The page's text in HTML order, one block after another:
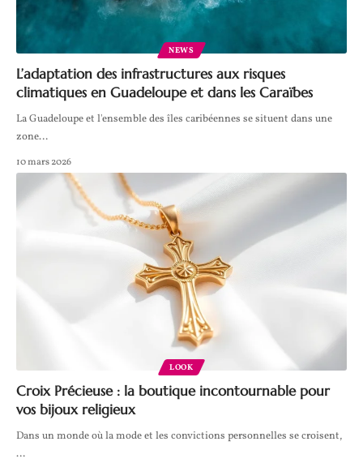
NEWS
L’adaptation des infrastructures aux risques
climatiques en Guadeloupe et dans les Caraïbes
La Guadeloupe et l'ensemble des îles caribéennes se situent dans une
zone…
10 mars 2026
LOOK
Croix Précieuse : la boutique incontournable pour
vos bijoux religieux
Dans un monde où la mode et les convictions personnelles se croisent,
…